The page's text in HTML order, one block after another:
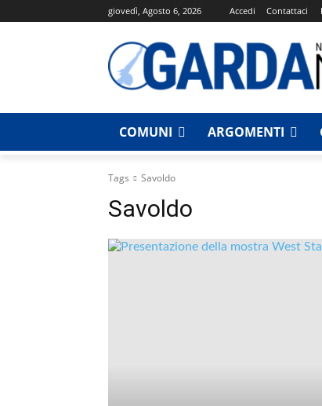
giovedì, Agosto 6, 2026 Accedi Contattaci
COMUNI ARGOMENTI
Tags Savoldo
Savoldo